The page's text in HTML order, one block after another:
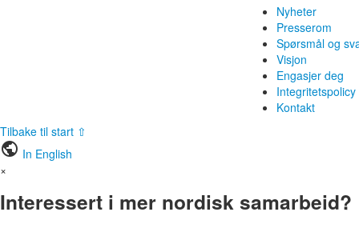
Nyheter
Presserom
Spørsmål og
Visjon
Engasjer deg
Integritetspolicy
Kontakt
Tilbake til start ⇧
public In English
×
Interessert i mer nordisk samarbeid?